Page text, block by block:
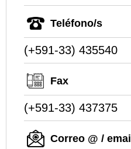
Teléfono/s
(+591-33) 435540
Fax
(+591-33) 437375
Correo @ / email